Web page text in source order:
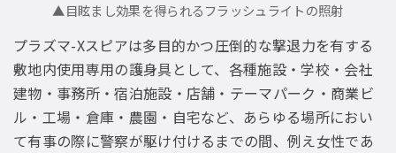
▲目眩まし効果を得られるフラッシュライトの照射
プラズマ-Xスピアは多目的かつ圧倒的な撃退力を有する
敷地内使用専用の護身具として、各種施設・学校・会社
建物・事務所・宿泊施設・店舗・テーマパーク・商業ビ
ル・工場・倉庫・農園・自宅など、あらゆる場所におい
て有事の際に警察が駆け付けるまでの間、例え女性であ